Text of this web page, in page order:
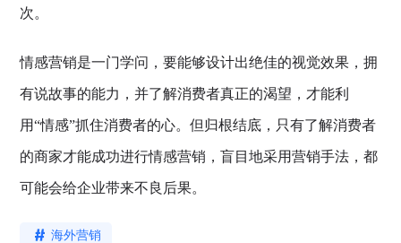
次。
情感营销是一门学问，要能够设计出绝佳的视觉效果，拥
有说故事的能力，并了解消费者真正的渴望，才能利
用“情感”抓住消费者的心。但归根结底，只有了解消费者
的商家才能成功进行情感营销，盲目地采用营销手法，都
可能会给企业带来不良后果。
海外营销